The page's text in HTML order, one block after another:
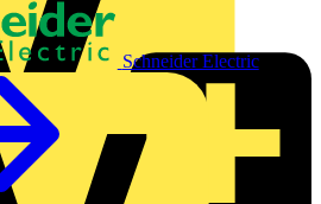
Schneider Electric